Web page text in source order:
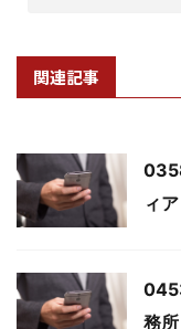
関連記事
ィア
務所